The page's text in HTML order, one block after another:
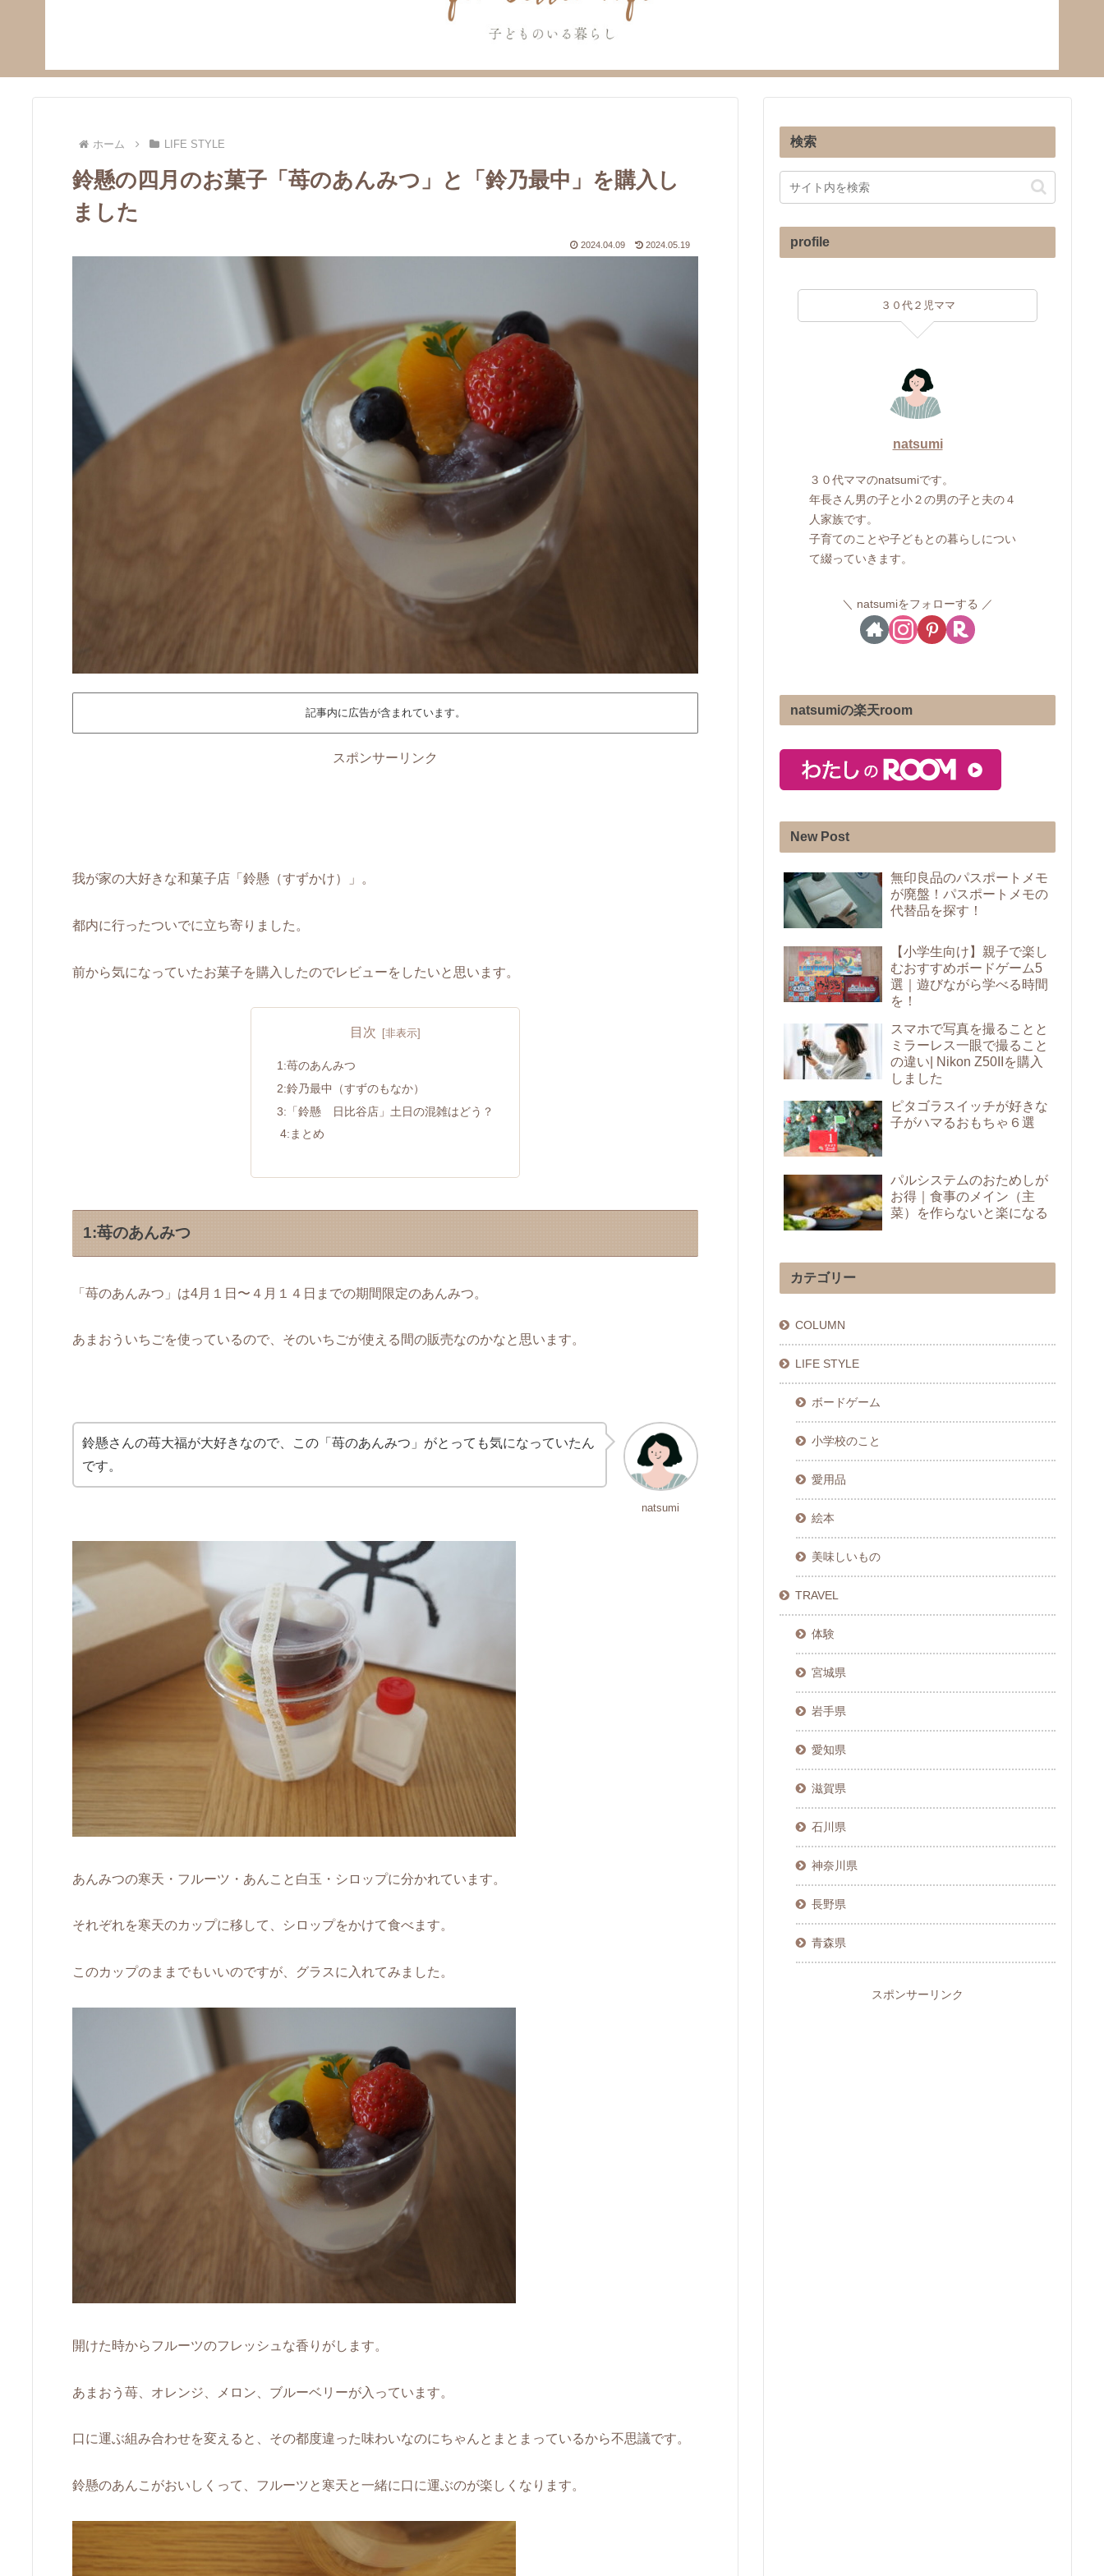
ホーム LIFE STYLE
鈴懸の四月のお菓子「苺のあんみつ」と「鈴乃最中」を購入し
ました
2024.04.09 2024.05.19
記事内に広告が含まれています。
スポンサーリンク
我が家の大好きな和菓子店「鈴懸（すずかけ）」。
都内に行ったついでに立ち寄りました。
前から気になっていたお菓子を購入したのでレビューをしたいと思います。
目次
1:苺のあんみつ
2:鈴乃最中（すずのもなか）
3:「鈴懸 日比谷店」土日の混雑はどう？
4:まとめ
1:苺のあんみつ
「苺のあんみつ」は4月１日〜４月１４日までの期間限定のあんみつ。
あまおういちごを使っているので、そのいちごが使える間の販売なのかなと思います。
natsumi
鈴懸さんの苺大福が大好きなので、この「苺のあんみつ」がとっても気になっていたん
です。
あんみつの寒天・フルーツ・あんこと白玉・シロップに分かれています。
それぞれを寒天のカップに移して、シロップをかけて食べます。
このカップのままでもいいのですが、グラスに入れてみました。
開けた時からフルーツのフレッシュな香りがします。
あまおう苺、オレンジ、メロン、ブルーベリーが入っています。
口に運ぶ組み合わせを変えると、その都度違った味わいなのにちゃんとまとまっているから不思議です。
鈴懸のあんこがおいしくって、フルーツと寒天と一緒に口に運ぶのが楽しくなります。
検索
profile
３０代２児ママ
natsumi
３０代ママのnatsumiです。
年長さん男の子と小２の男の子と夫の４
人家族です。
子育てのことや子どもとの暮らしについ
て綴っていきます。
natsumiをフォローする
natsumiの楽天room
New Post
無印良品のパスポートメモ
が廃盤！パスポートメモの
代替品を探す！
【小学生向け】親子で楽し
むおすすめボードゲーム5
選｜遊びながら学べる時間
を！
スマホで写真を撮ることと
ミラーレス一眼で撮ること
の違い| Nikon Z50IIを購入
しました
ピタゴラスイッチが好きな
子がハマるおもちゃ６選
パルシステムのおためしが
お得｜食事のメイン（主
菜）を作らないと楽になる
カテゴリー
COLUMN
LIFE STYLE
ボードゲーム
小学校のこと
愛用品
絵本
美味しいもの
TRAVEL
体験
宮城県
岩手県
愛知県
滋賀県
石川県
神奈川県
長野県
青森県
スポンサーリンク